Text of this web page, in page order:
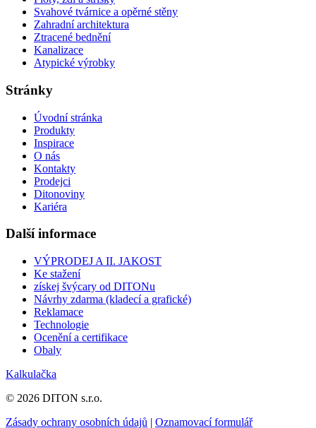
Svahové tvárnice a opěrné stěny
Zahradní architektura
Ztracené bednění
Kanalizace
Atypické výrobky
Stránky
Úvodní stránka
Produkty
Inspirace
O nás
Kontakty
Prodejci
Ditonoviny
Kariéra
Další informace
VÝPRODEJ A II. JAKOST
Ke stažení
získej švýcary od DITONu
Návrhy zdarma (kladecí a grafické)
Reklamace
Technologie
Ocenění a certifikace
Obaly
Kalkulačka
© 2026 DITON s.r.o.
Zásady ochrany osobních údajů | Oznamovací formulář